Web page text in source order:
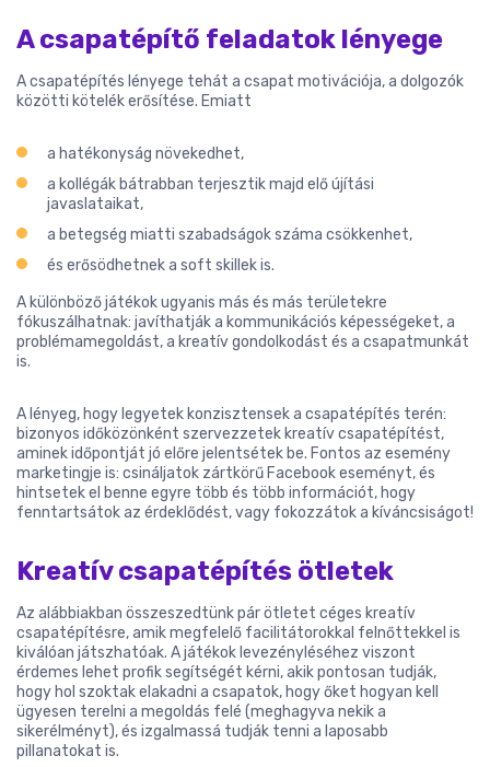
A csapatépítő feladatok lényege
A csapatépítés lényege tehát a csapat motivációja, a dolgozók
közötti kötelék erősítése. Emiatt
a hatékonyság növekedhet,
a kollégák bátrabban terjesztik majd elő újítási
javaslataikat,
a betegség miatti szabadságok száma csökkenhet,
és erősödhetnek a soft skillek is.
A különböző játékok ugyanis más és más területekre
fókuszálhatnak: javíthatják a kommunikációs képességeket, a
problémamegoldást, a kreatív gondolkodást és a csapatmunkát
is.
A lényeg, hogy legyetek konzisztensek a csapatépítés terén:
bizonyos időközönként szervezzetek kreatív csapatépítést,
aminek időpontját jó előre jelentsétek be. Fontos az esemény
marketingje is: csináljatok zártkörű Facebook eseményt, és
hintsetek el benne egyre több és több információt, hogy
fenntartsátok az érdeklődést, vagy fokozzátok a kíváncsiságot!
Kreatív csapatépítés ötletek
Az alábbiakban összeszedtünk pár ötletet céges kreatív
csapatépítésre, amik megfelelő facilitátorokkal felnőttekkel is
kiválóan játszhatóak. A játékok levezényléséhez viszont
érdemes lehet profik segítségét kérni, akik pontosan tudják,
hogy hol szoktak elakadni a csapatok, hogy őket hogyan kell
ügyesen terelni a megoldás felé (meghagyva nekik a
sikerélményt), és izgalmassá tudják tenni a laposabb
pillanatokat is.